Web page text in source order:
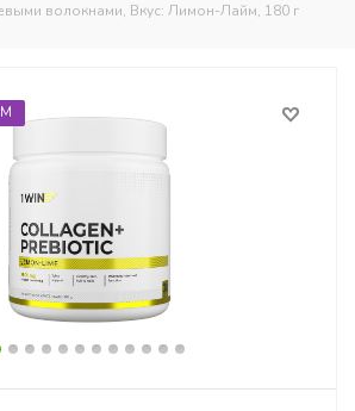
волокнами, Вкус: Лимон-Лайм, 180 г